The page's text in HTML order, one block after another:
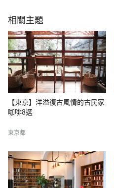
相關主題
【東京】洋溢復古風情的古民家
咖啡8選
東京都